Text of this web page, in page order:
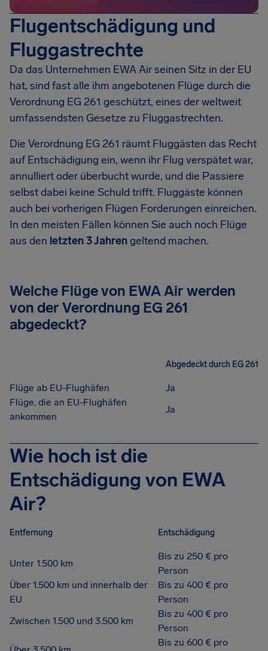
Flugentschädigung und
Fluggastrechte
Da das Unternehmen EWA Air seinen Sitz in der EU
hat, sind fast alle ihm angebotenen Flüge durch die
Verordnung EG 261 geschützt, eines der weltweit
umfassendsten Gesetze zu Fluggastrechten.
Die Verordnung EG 261 räumt Fluggästen das Recht
auf Entschädigung ein, wenn ihr Flug verspätet war,
annulliert oder überbucht wurde, und die Passiere
selbst dabei keine Schuld trifft. Fluggäste können
auch bei vorherigen Flügen Forderungen einreichen.
In den meisten Fällen können Sie auch noch Flüge
aus den letzten 3 Jahrengeltend machen.
Welche Flüge von EWA Air werden
von der Verordnung EG 261
abgedeckt?
Abgedeckt durch EG 261
Flüge ab EU-Flughäfen
Ja
Flüge, die an EU-Flughäfen
ankommen
Ja
Wie hoch ist die
Entschädigung von EWA
Air?
Entfernung Entschädigung
Unter 1.500 km
Bis zu 250 € pro
Person
Über 1.500 km und innerhalb der
EU
Bis zu 400 € pro
Person
Zwischen 1.500 und 3.500 km
Bis zu 400 € pro
Person
Bis zu 600 € pro